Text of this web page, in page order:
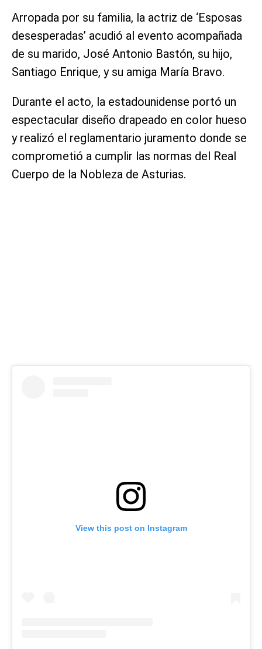
Arropada por su familia, la actriz de ‘Esposas
desesperadas’ acudió al evento acompañada
de su marido, José Antonio Bastón, su hijo,
Santiago Enrique, y su amiga María Bravo.
Durante el acto, la estadounidense portó un
espectacular diseño drapeado en color hueso
y realizó el reglamentario juramento donde se
comprometió a cumplir las normas del Real
Cuerpo de la Nobleza de Asturias.
View this post on Instagram